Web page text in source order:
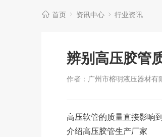
首页 资讯中心 行业资讯
辨别高压胶管
作者：广州市榕明液压器材有
高压软管的质量直接影响
介绍高压胶管生产厂家